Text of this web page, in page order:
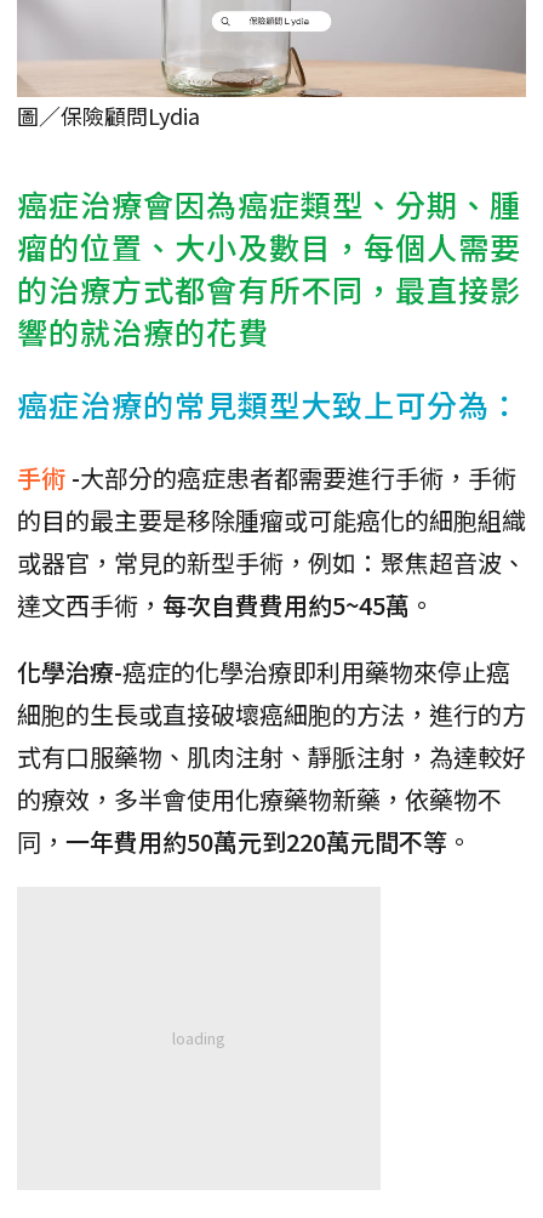
圖／保險顧問Lydia
癌症治療會因為癌症類型、分期、腫
瘤的位置、大小及數目，每個人需要
的治療方式都會有所不同，最直接影
響的就治療的花費
癌症治療的常見類型大致上可分為：
手術 -大部分的癌症患者都需要進行手術，手術
的目的最主要是移除腫瘤或可能癌化的細胞組織
或器官，常見的新型手術，例如：聚焦超音波、
達文西手術， 每次自費費用約5~45萬 。
化學治療-癌症的化學治療即利用藥物來停止癌
細胞的生長或直接破壞癌細胞的方法，進行的方
式有口服藥物、肌肉注射、靜脈注射，為達較好
的療效，多半會使用化療藥物新藥，依藥物不
同， 一年費用約50萬元到220萬元間不等 。